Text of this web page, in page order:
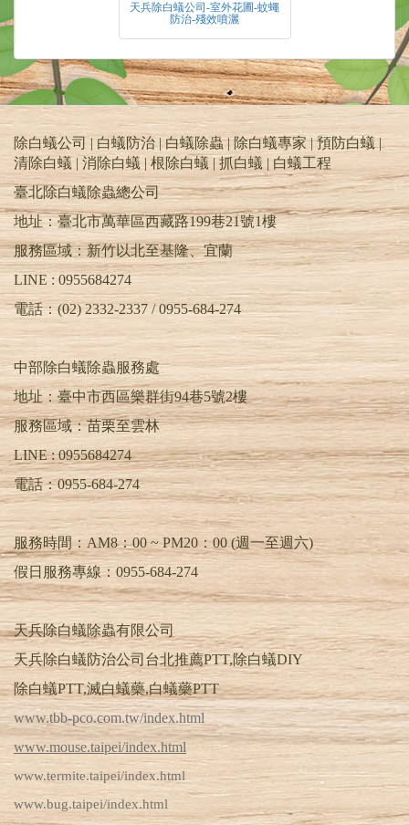
天兵除白蟻公司-室外花圃-蚊蠅
防治-殘效噴灑
除白蟻公司 | 白蟻防治 | 白蟻除蟲 | 除白蟻專家 | 預防白蟻 |
清除白蟻 | 消除白蟻 | 根除白蟻 | 抓白蟻 | 白蟻工程
臺北除白蟻除蟲總公司
地址：臺北市萬華區西藏路199巷21號1樓
服務區域：新竹以北至基隆、宜蘭
LINE : 0955684274
電話：(02) 2332-2337 / 0955-684-274
中部除白蟻除蟲服務處
地址：臺中市西區樂群街94巷5號2樓
服務區域：苗栗至雲林
LINE :0955684274
電話：0955-684-274
服務時間：AM8：00 ~ PM20：00 (週一至週六)
假日服務專線：0955-684-274
天兵除白蟻除蟲有限公司
天兵除白蟻防治公司台北推薦PTT,除白蟻DIY
除白蟻PTT,滅白蟻藥,白蟻藥PTT
www.tbb-pco.com.tw/index.html
www.mouse.taipei/index.html
www.termite.taipei/index.html
www.bug.taipei/index.html